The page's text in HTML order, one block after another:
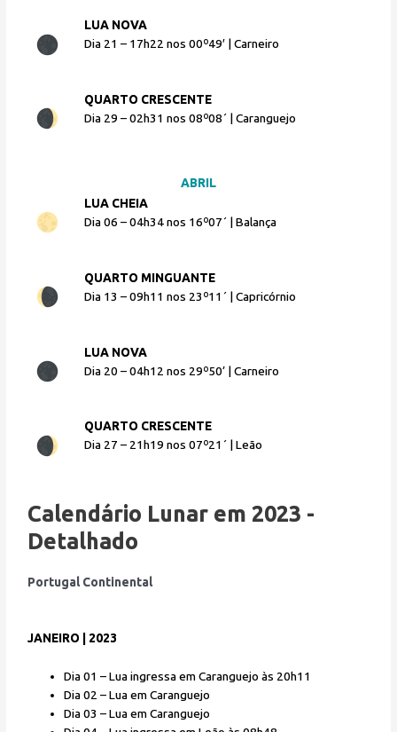
LUA NOVA
Dia 21 – 17h22 nos 00º49′ | Carneiro
QUARTO CRESCENTE
Dia 29 – 02h31 nos 08º08´ | Caranguejo
ABRIL
LUA CHEIA
Dia 06 – 04h34 nos 16º07´ | Balança
QUARTO MINGUANTE
Dia 13 – 09h11 nos 23º11´ | Capricórnio
LUA NOVA
Dia 20 – 04h12 nos 29º50’ | Carneiro
QUARTO CRESCENTE
Dia 27 – 21h19 nos 07º21´ | Leão
Calendário Lunar em 2023 -
Detalhado
Portugal Continental
JANEIRO | 2023
Dia 01 – Lua ingressa em Caranguejo às 20h11
Dia 02 – Lua em Caranguejo
Dia 03 – Lua em Caranguejo